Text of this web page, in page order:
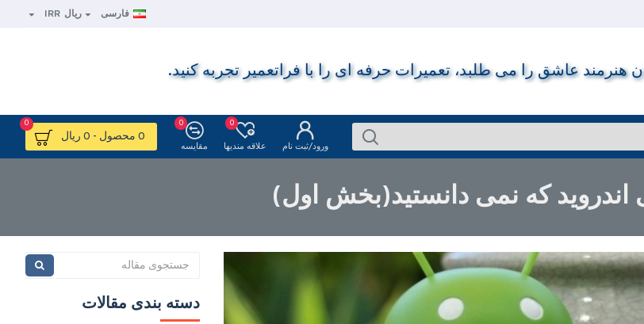
فارسی ریال IRR
عاشق را می طلبد، تعمیرات حرفه ای را با فراتعمیر تجربه کنید.
ورود/ثبت نام علاقه مندیها
0
مقایسه
0
0 محصول - 0 ریال
0
دسته بندی مقالات